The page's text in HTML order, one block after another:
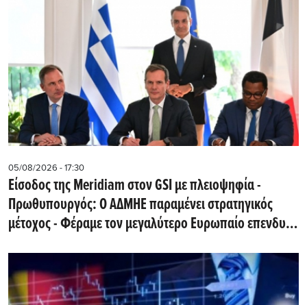
05/08/2026 - 17:30
Eίσοδος της Meridiam στον GSI με πλειοψηφία -
Πρωθυπουργός: Ο ΑΔΜΗΕ παραμένει στρατηγικός
μέτοχος - Φέραμε τον μεγαλύτερο Ευρωπαίο επενδυτή